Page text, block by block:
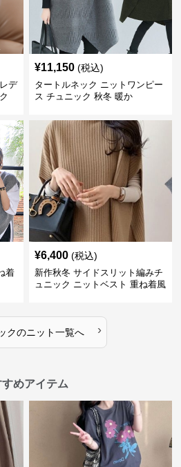
デ
¥11,150 (税込)
タートルネック ニットワンピー
ス チュニック 秋冬 暖か
着
¥6,400 (税込)
新作秋冬 サイドスリット編みチ
ュニック ニットベスト 重ね着風
クのニット一覧へ ›
めアイテム